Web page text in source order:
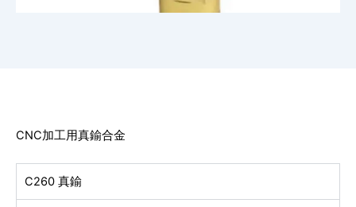
CNC加工用真鍮合金
C260 真鍮